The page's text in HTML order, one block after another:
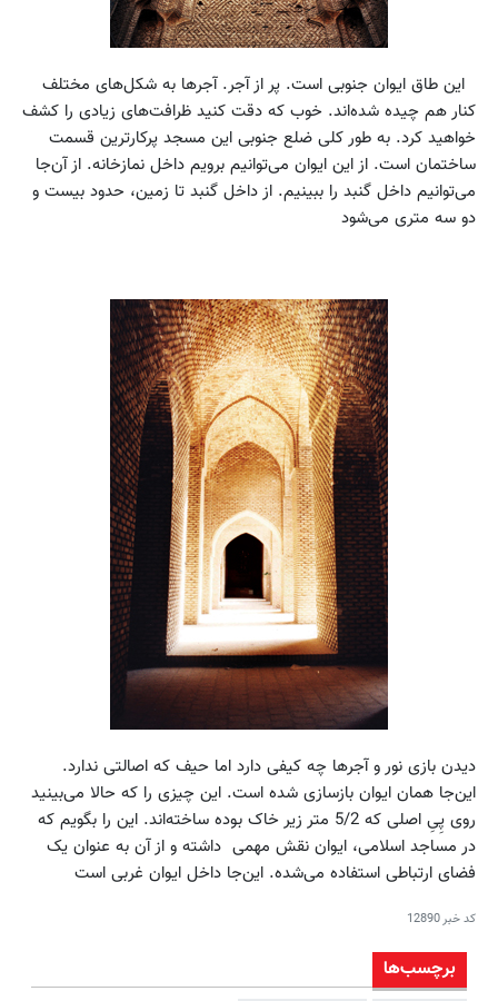
این طاق ایوان جنوبی است. پر از آجر. آجرها به شکل‌های مختلف
کنار هم چیده شده‌اند. خوب که دقت کنید ظرافت‌های زیادی را کشف
خواهید کرد. به طور کلی ضلع جنوبی این مسجد پرکارترین قسمت
ساختمان است. از این ایوان می‌توانیم برویم داخل نمازخانه. از آن‌جا
می‌توانیم داخل گنبد را ببینیم. از داخل گنبد تا زمین، حدود بیست و
دو سه متری می‌شود
دیدن بازی نور و آجرها چه کیفی دارد اما حیف که اصالتی ندارد.
این‌جا همان ایوان بازسازی شده است. این چیزی را که حالا می‌بینید
روی پِیِ اصلی که 5/2 متر زیر خاک بوده ساخته‌اند. این را بگویم که
در مساجد اسلامی، ایوان نقش مهمی داشته و از آن به عنوان یک
فضای ارتباطی استفاده می‌شده. این‌جا داخل ایوان غربی است
کد خبر12890
برچسب‌ها